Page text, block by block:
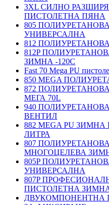
3XL СИЛНО
ПИСТОЛЕТНА ПЯНА
805
УНИВЕРСАЛНА
812
812P
ЗИМНА -120С
Fast 70 Mega PU
850 MEGA
872
МЕГА 70L
940
ВЕНТИЛ
882 MEGA PU
ЛИТРА
807
МНОГОЦЕЛЕВА
805P
УНИВЕРСАЛНА
807P
ПИСТОЛЕТНА
ДВУКОМПОНЕНТНА